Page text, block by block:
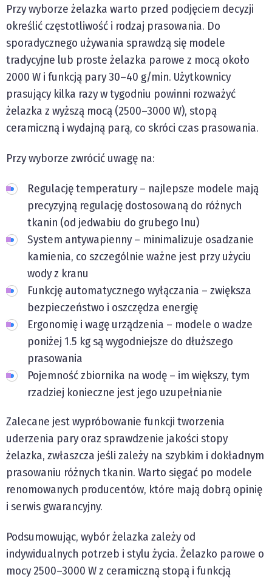
Przy wyborze żelazka warto przed podjęciem decyzji
określić częstotliwość i rodzaj prasowania. Do
sporadycznego używania sprawdzą się modele
tradycyjne lub proste żelazka parowe z mocą około
2000 W i funkcją pary 30–40 g/min. Użytkownicy
prasujący kilka razy w tygodniu powinni rozważyć
żelazka z wyższą mocą (2500–3000 W), stopą
ceramiczną i wydajną parą, co skróci czas prasowania.
Przy wyborze zwrócić uwagę na:
Regulację temperatury – najlepsze modele mają
precyzyjną regulację dostosowaną do różnych
tkanin (od jedwabiu do grubego lnu)
System antywapienny – minimalizuje osadzanie
kamienia, co szczególnie ważne jest przy użyciu
wody z kranu
Funkcję automatycznego wyłączania – zwiększa
bezpieczeństwo i oszczędza energię
Ergonomię i wagę urządzenia – modele o wadze
poniżej 1.5 kg są wygodniejsze do dłuższego
prasowania
Pojemność zbiornika na wodę – im większy, tym
rzadziej konieczne jest jego uzupełnianie
Zalecane jest wypróbowanie funkcji tworzenia
uderzenia pary oraz sprawdzenie jakości stopy
żelazka, zwłaszcza jeśli zależy na szybkim i dokładnym
prasowaniu różnych tkanin. Warto sięgać po modele
renomowanych producentów, które mają dobrą opinię
i serwis gwarancyjny.
Podsumowując, wybór żelazka zależy od
indywidualnych potrzeb i stylu życia. Żelazko parowe o
mocy 2500–3000 W z ceramiczną stopą i funkcją